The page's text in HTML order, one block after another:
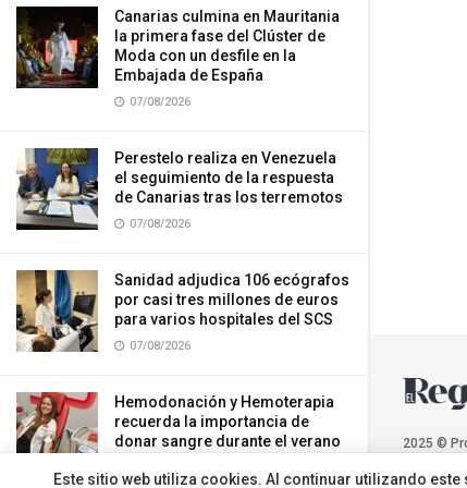
Canarias culmina en Mauritania
la primera fase del Clúster de
Moda con un desfile en la
Embajada de España
07/08/2026
Perestelo realiza en Venezuela
el seguimiento de la respuesta
de Canarias tras los terremotos
07/08/2026
Sanidad adjudica 106 ecógrafos
por casi tres millones de euros
para varios hospitales del SCS
07/08/2026
Hemodonación y Hemoterapia
recuerda la importancia de
donar sangre durante el verano
2025 ©
Este sitio web utiliza cookies. Al continuar utilizando